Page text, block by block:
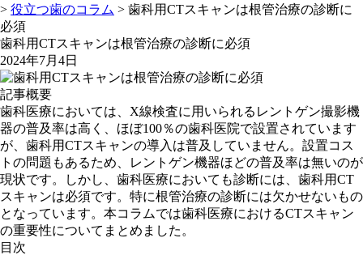
> 役立つ歯のコラム > 歯科用CTスキャンは根管治療の診断に
必須
歯科用CTスキャンは根管治療の診断に必須
2024年7月4日
記事概要
歯科医療においては、X線検査に用いられるレントゲン撮影機
器の普及率は高く、ほぼ100％の歯科医院で設置されています
が、歯科用CTスキャンの導入は普及していません。設置コス
トの問題もあるため、レントゲン機器ほどの普及率は無いのが
現状です。しかし、歯科医療においても診断には、歯科用CT
スキャンは必須です。特に根管治療の診断には欠かせないもの
となっています。本コラムでは歯科医療におけるCTスキャン
の重要性についてまとめました。
目次